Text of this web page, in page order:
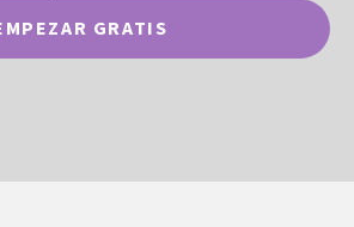
GRATIS